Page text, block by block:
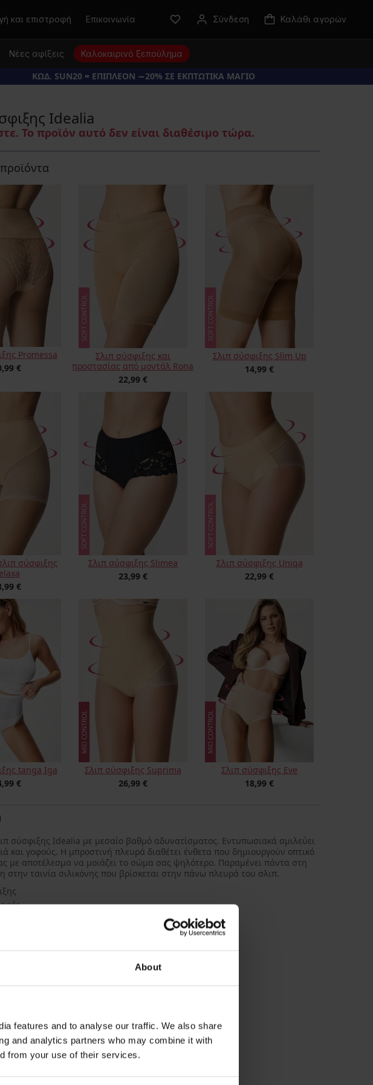
About
features and to analyse our traffic. We also share
and analytics partners who may combine it with
from your use of their services.
και επιστροφή Επικοινωνία Σύνδεση Καλάθι αγορών
Νέες αφίξεις Καλοκαιρινό ξεπούλημα
ΚΩΔ. SUN20 = ΕΠΙΠΛΕΟΝ −20% ΣΕ ΕΚΠΤΩΤΙΚΑ ΜΑΓΙΟ
Idealia
Το προϊόν αυτό δεν είναι διαθέσιμο τώρα.
Promessa
€
Σλιπ σύσφιξης και
προστασίας από μοντάλ Rona
22,99 €
Σλιπ σύσφιξης Slim Up
14,99 €
σύσφιξης
€
Σλιπ σύσφιξης Slimea
23,99 €
Σλιπ σύσφιξης Uniqa
22,99 €
tanga Iga
€
Σλιπ σύσφιξης Suprima
26,99 €
Σλιπ σύσφιξης Eve
18,99 €
σύσφιξης Idealia με μεσαίο βαθμό αδυνατίσματος. Εντυπωσιακά σμιλεύει
και γοφούς. Η μπροστινή πλευρά διαθέτει ένθετα που δημιουργούν οπτικό
με αποτέλεσμα να μοιάζει το σώμα σας ψηλότερο. Παραμένει πάντα στη
στην ταινία σιλικόνης που βρίσκεται στην πάνω πλευρά του σλιπ.
στην εσωτερική πλευρά της μέσης
στην πίσω πλευρά
βαμβακερό καβάλο
βαμβακερό καβάλο
υλικών στο μπροστινό μέρος